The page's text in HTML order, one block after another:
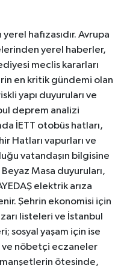
hafızasıdır. Avrupa
yerel haberler,
meclis kararları
en kritik gündemi olan
yapı duyuruları ve
deprem analizi
İETT otobüs hatları,
Hatları vapurları ve
vatandaşın bilgisine
Masa duyuruları,
elektrik arıza
Şehrin ekonomisi için
listeleri ve İstanbul
sosyal yaşam için ise
nöbetçi eczaneler
ötesinde,